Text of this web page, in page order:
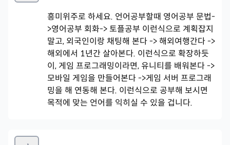
흥미위주로 하세요. 언어공부할때 영어공부 문법-
>영어공부 회화-> 토플공부 이런식으로 계획잡지
말고, 외국인이랑 채팅해 본다 -> 해외여행간다 ->
해외에서 1년간 살아본다. 이런식으로 확장하듯
이, 게임 프로그래밍이라면, 유니티를 배워본다 ->
모바일 게임을 만들어본다 ->게임 서버 프로그래
밍을 해 연동해 본다. 이런식으로 공부해 보시면
목적에 맞는 언어를 익히실 수 있을 겁니다.